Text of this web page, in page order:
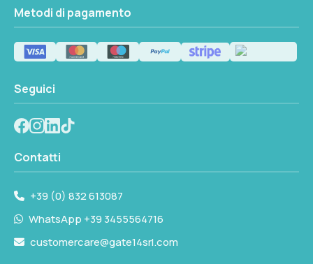
Metodi di pagamento
Seguici
Contatti
+39 (0) 832 613087
WhatsApp +39 3455564716
customercare@gate14srl.com